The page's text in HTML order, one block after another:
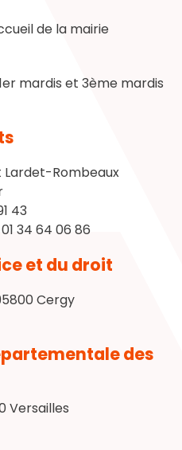
de la mairie
mardis et 3ème mardis
Lardet-Rombeaux
43
34 64 06 86
et du droit
Cergy
des
Versailles